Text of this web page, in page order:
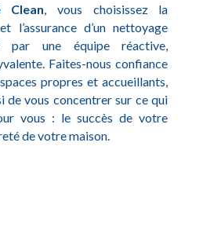
Clean , vous choisissez la
l’assurance d’un nettoyage
par une équipe réactive,
Faites-nous confiance
propres et accueillants,
de vous concentrer sur ce qui
vous : le succès de votre
de votre maison.